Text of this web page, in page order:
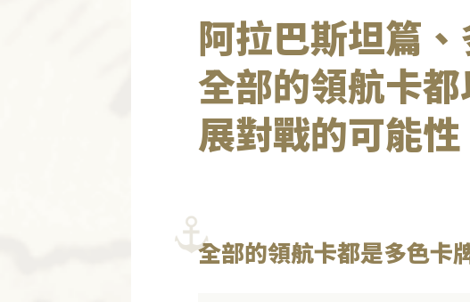
阿拉巴斯坦篇
全部的領航卡
展對戰的可能性
全部的領航卡都是多色卡